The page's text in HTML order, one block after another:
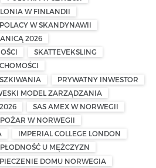
W FINLANDII
POLACY W SKANDYNAWII
2026
SKATTEVEKSLING
PRYWATNY INWESTOR
MODEL ZARZĄDZANIA
SAS AMEX W NORWEGII
POŻAR W NORWEGII
IMPERIAL COLLEGE LONDON
U MĘŻCZYZN
DOMU NORWEGIA